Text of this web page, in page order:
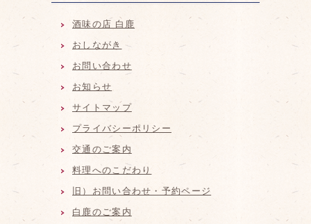
酒味の店 白鹿
おしながき
お問い合わせ
お知らせ
サイトマップ
プライバシーポリシー
交通のご案内
料理へのこだわり
旧）お問い合わせ・予約ページ
白鹿のご案内